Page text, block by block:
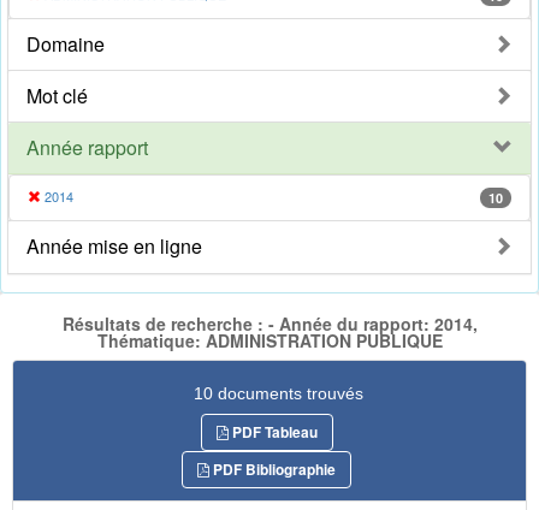
Domaine
Mot clé
Année rapport
2014 10
Année mise en ligne
Résultats de recherche : - Année du rapport: 2014,
Thématique: ADMINISTRATION PUBLIQUE
10 documents trouvés
PDF Tableau
PDF Bibliographie